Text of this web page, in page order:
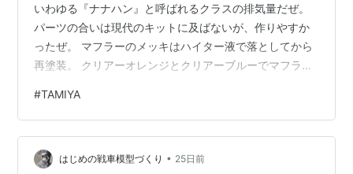
いわゆる『ナナハン』と呼ばれるクラスの排気量だぜ。
パーツの合いは現代のキットに及ばないが、作りやすか
ったぜ。 マフラーのメッキはハイター液で落としてから
再塗装。 クリアーオレンジとクリアーブルーでマフラー
たいぜ。 精進するぜ。 出来たぜ
#TAMIYA
はじめの戦車模型づくり • 25日前